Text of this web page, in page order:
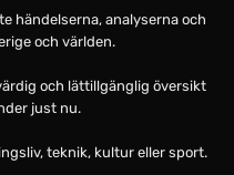
händelserna, analyserna och
och världen.
och lättillgänglig översikt
just nu.
teknik, kultur eller sport.